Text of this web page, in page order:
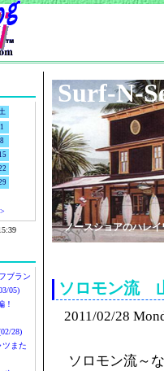
1
8
15
ブラン
05)
！
28)
ツまた
Surf-N-
ノースショアのハレ
ソロモン流
2011/02/28
ソロモン流～